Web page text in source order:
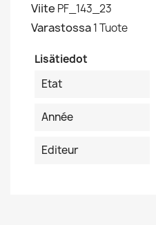
Viite PF_143_23
Varastossa1 Tuote
Lisätiedot
Etat
Année
Editeur